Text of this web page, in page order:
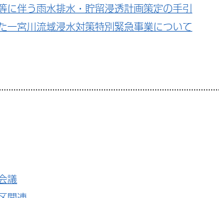
に伴う雨水排水・貯留浸透計画策定の手引
一宮川流域浸水対策特別緊急事業について
議